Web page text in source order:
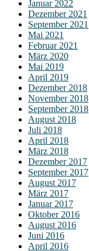
Januar 2022
Dezember 2021
September 2021
Mai 2021
Februar 2021
März 2020
Mai 2019
April 2019
Dezember 2018
November 2018
September 2018
August 2018
Juli 2018
April 2018
März 2018
Dezember 2017
September 2017
August 2017
März 2017
Januar 2017
Oktober 2016
August 2016
Juni 2016
April 2016